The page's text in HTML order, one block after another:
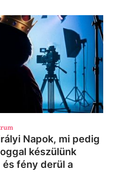
Napok, mi pedig
készülünk
és fény derül a